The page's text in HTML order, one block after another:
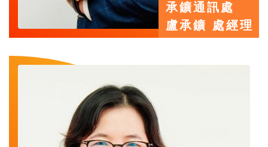
承鑛通訊處
盧承鑛 處經理